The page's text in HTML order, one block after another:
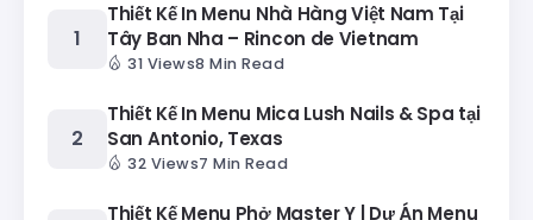
Thiết Kế In Menu Nhà Hàng Việt Nam Tại
Tây Ban Nha – Rincon de Vietnam
31 Views8 Min Read
Thiết Kế In Menu Mica Lush Nails & Spa tại
San Antonio, Texas
32 Views7 Min Read
Thiết Kế Menu Phở Master Y | Dự Án Menu